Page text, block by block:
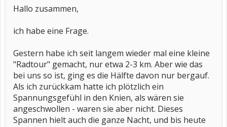
Hallo zusammen,
ich habe eine Frage.
Gestern habe ich seit langem wieder mal eine kleine
"Radtour" gemacht, nur etwa 2-3 km. Aber wie das
bei uns so ist, ging es die Hälfte davon nur bergauf.
Als ich zurückkam hatte ich plötzlich ein
Spannungsgefühl in den Knien, als wären sie
angeschwollen - waren sie aber nicht. Dieses
Spannen hielt auch die ganze Nacht, und bis heute